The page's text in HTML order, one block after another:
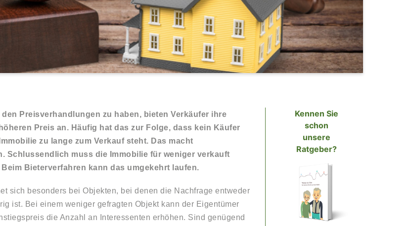
Preisverhandlungen zu haben, bieten Verkäufer ihre
Preis an. Häufig hat das zur Folge, dass kein Käufer
zu lange zum Verkauf steht. Das macht
Schlussendlich muss die Immobilie für weniger verkauft
Bieterverfahren kann das umgekehrt laufen.
sich besonders bei Objekten, bei denen die Nachfrage entweder
ist. Bei einem weniger gefragten Objekt kann der Eigentümer
die Anzahl an Interessenten erhöhen. Sind genügend
Kennen Sie
schon
unsere
Ratgeber?